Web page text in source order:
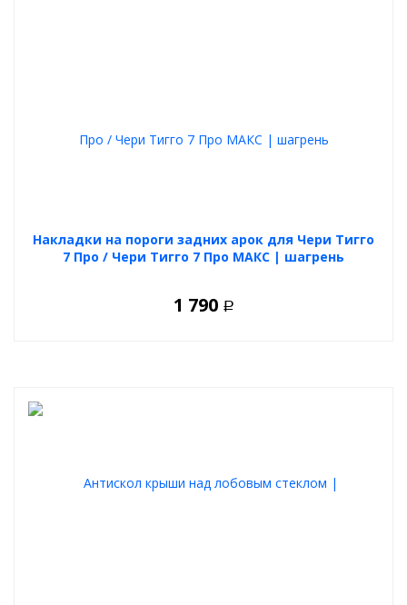
Накладки на пороги задних арок для Чери Тигго
7 Про / Чери Тигго 7 Про МАКС | шагрень
1 790 Р